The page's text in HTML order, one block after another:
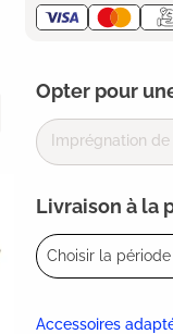
Opter pour
Imprégnation
Livraison à la
Choisir la
Accessoires